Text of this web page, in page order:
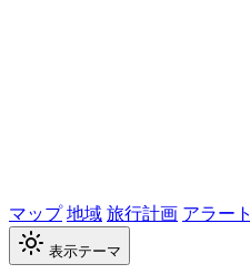
マップ地域旅行計画 アラート
表示テーマ